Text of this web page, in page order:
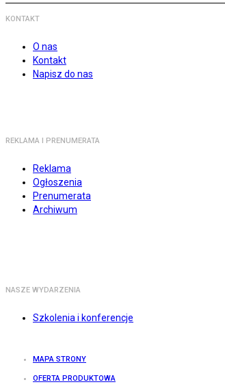
KONTAKT
O nas
Kontakt
Napisz do nas
REKLAMA I PRENUMERATA
Reklama
Ogłoszenia
Prenumerata
Archiwum
NASZE WYDARZENIA
Szkolenia i konferencje
MAPA STRONY
OFERTA PRODUKTOWA